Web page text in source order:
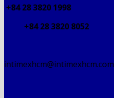
+84 28 3820 1998
+84 28 3820 8052
intimexhcm@intimexhcm.com